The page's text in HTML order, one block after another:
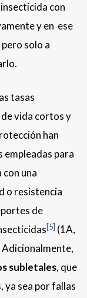
con
y en ese
solo a
tasas
vida cortos y
han
empleadas para
una
o resistencia
de
[5] (1A,
Adicionalmente,
subletales, que
ya sea por fallas